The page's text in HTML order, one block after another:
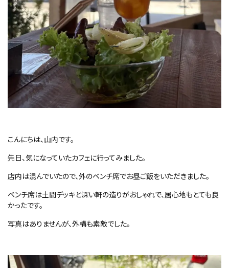
こんにちは、山内です。
先日、気になっていたカフェに行ってみました。
店内は混んでいたので、外のベンチ席でお昼ご飯をいただきました。
ベンチ席は土間デッキと深い軒の造りがおしゃれで、居心地もとても良
かったです。
写真はありませんが、外構も素敵でした。